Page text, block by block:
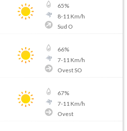
65%
8-11 Km/h
Sud O
66%
7-11 Km/h
Ovest SO
67%
7-11 Km/h
Ovest